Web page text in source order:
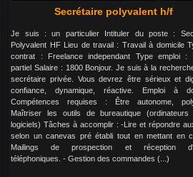
Secrétaire polyvalent h/f
Je suis : un particulier Intituler du poste :
Polyvalent HF Lieu de travail : Travail à domicile
contrat : Freelance independant Type emploi :
partiel Salaire : 1800 Bonjour. Je suis à la
secrétaire privée. Vous devrez être sérieux et
confiance, dynamique, réactive. Emploi à
Compétences requises : Être autonome,
Maîtriser les outils de bureautique
logiciels) Tâches à accomplir : -Lire et répondre
selon un canevas pré établi tout en mettant en
Mailings de prospection et réception
téléphoniques. - Gestion des commandes (...)